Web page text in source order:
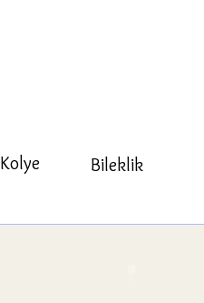
Kolye Bileklik